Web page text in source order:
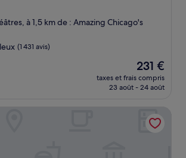
à 1,5 km de : Amazing Chicago's
(1 431 avis)
Le
nouveau
prix
de
231 €
231 €
taxes et frais compris
23 août - 24 août